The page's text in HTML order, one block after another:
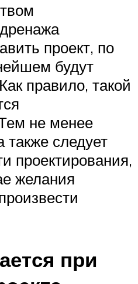
проект, по
будут
правило, такой
не менее
также следует
проектирования,
желания
при